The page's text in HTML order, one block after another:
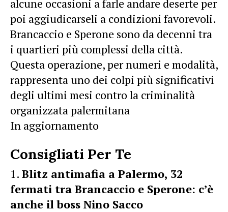
alcune occasioni a farle andare deserte per
poi aggiudicarseli a condizioni favorevoli.
Brancaccio e Sperone sono da decenni tra
i quartieri più complessi della città.
Questa operazione, per numeri e modalità,
rappresenta uno dei colpi più significativi
degli ultimi mesi contro la criminalità
organizzata palermitana
In aggiornamento
Consigliati Per Te
Blitz antimafia a Palermo, 32
fermati tra Brancaccio e Sperone: c’è
anche il boss Nino Sacco